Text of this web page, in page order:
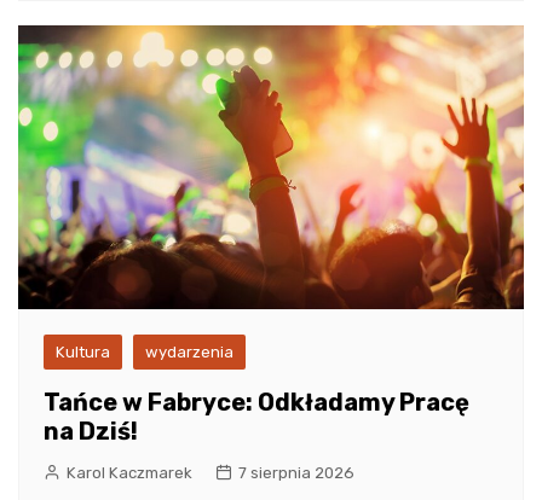
Kultura wydarzenia
Tańce w Fabryce: Odkładamy Pracę
na Dziś!
Karol Kaczmarek 7 sierpnia 2026